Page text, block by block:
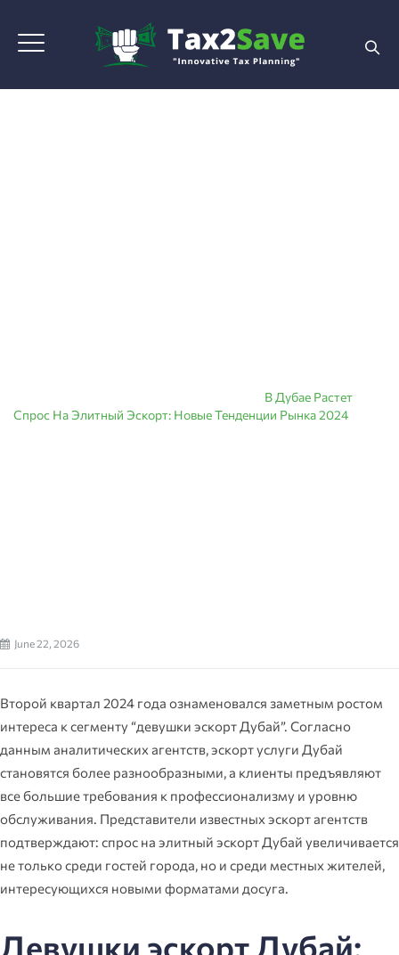
В Дубае Растет
Спрос На Элитный Эскорт: Новые Тенденции Рынка 2024
June 22, 2026
Второй квартал 2024 года ознаменовался заметным ростом
интереса к сегменту “девушки эскорт Дубай”. Согласно
данным аналитических агентств, эскорт услуги Дубай
становятся более разнообразными, а клиенты предъявляют
все большие требования к профессионализму и уровню
обслуживания. Представители известных эскорт агентств
подтверждают: спрос на элитный эскорт Дубай увеличивается
не только среди гостей города, но и среди местных жителей,
интересующихся новыми форматами досуга.
Девушки эскорт Дубай: